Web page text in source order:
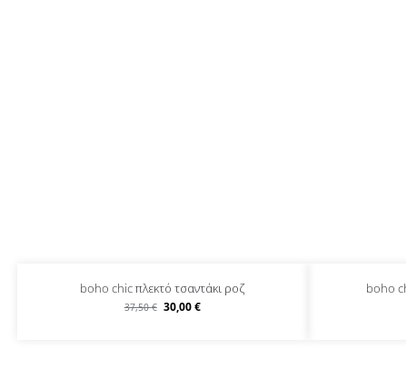
boho chic πλεκτό τσαντάκι ροζ
37,50€ 30,00€
boho